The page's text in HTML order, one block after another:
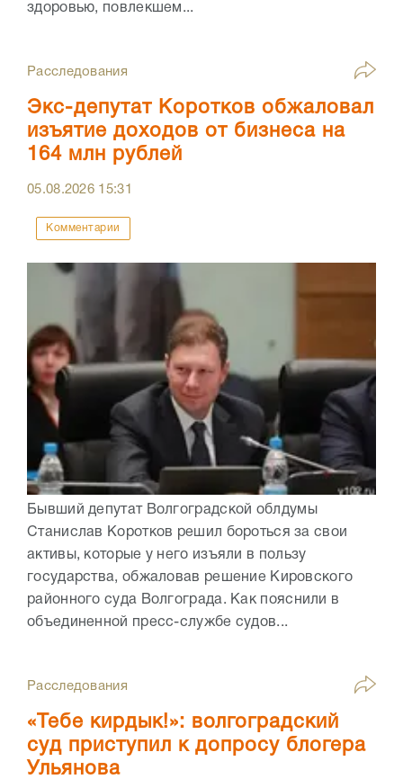
здоровью, повлекшем...
Расследования
Экс-депутат Коротков обжаловал
изъятие доходов от бизнеса на
164 млн рублей
05.08.2026 15:31
Комментарии
Бывший депутат Волгоградской облдумы
Станислав Коротков решил бороться за свои
активы, которые у него изъяли в пользу
государства, обжаловав решение Кировского
районного суда Волгограда. Как пояснили в
объединенной пресс-службе судов...
Расследования
«Тебе кирдык!»: волгоградский
суд приступил к допросу блогера
Ульянова